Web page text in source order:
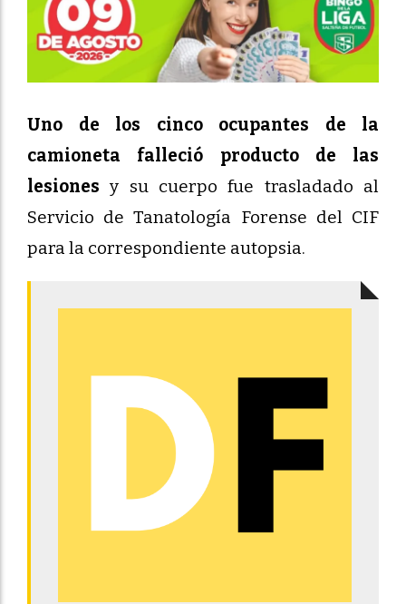
Uno de los cinco ocupantes de la
camioneta falleció producto de las
lesiones y su cuerpo fue trasladado al
Servicio de Tanatología Forense del CIF
para la correspondiente autopsia.